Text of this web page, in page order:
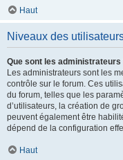
Haut
Niveaux des
Que sont les administrateurs
Les administrateurs sont les
contrôle sur le forum. Ces
du forum, telles que les
d’utilisateurs, la création de
peuvent également être
dépend de la configuration
Haut